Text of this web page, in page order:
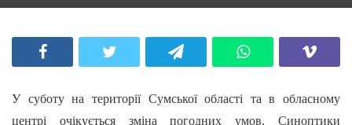
У суботу на території Сумської області та в обласному
центрі очікується зміна погодних умов. Синоптики